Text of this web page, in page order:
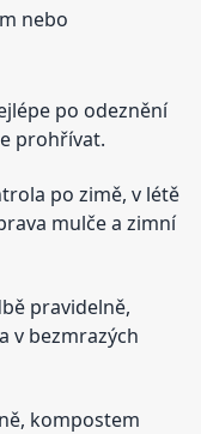
nebo
po odeznění
prohřívat.
po zimě, v létě
mulče a zimní
pravidelně,
v bezmrazých
kompostem